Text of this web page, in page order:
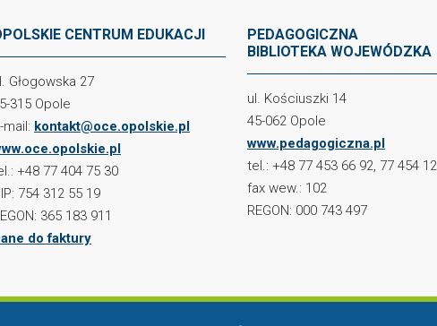
CENTRUM EDUKACJI
Głogowska 27
315 Opole
mail: kontakt@oce.opolskie.pl
+48 77 404 75 30
754 312 55 19
365 183 911
do faktury
PEDAGOGICZNA
BIBLIOTEKA WOJEWÓDZKA
ul. Kościuszki 14
45-062 Opole
www.pedagogiczna.pl
tel.: +48 77 453 66 92, 77 454
fax wew.: 102
REGON: 000 743 497